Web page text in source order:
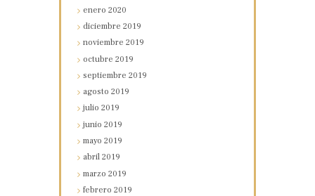
enero2020
diciembre2019
noviembre2019
octubre2019
septiembre2019
agosto2019
julio2019
junio2019
mayo2019
abril2019
marzo2019
febrero2019